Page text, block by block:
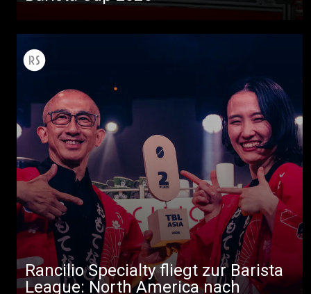
Rancilio Specialty fliegt zur Barista
League: North America nach